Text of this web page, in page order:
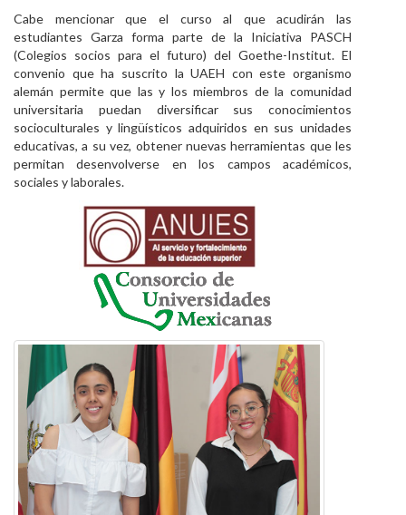
Cabe mencionar que el curso al que acudirán las
estudiantes Garza forma parte de la Iniciativa PASCH
(Colegios socios para el futuro) del Goethe-Institut. El
convenio que ha suscrito la UAEH con este organismo
alemán permite que las y los miembros de la comunidad
universitaria puedan diversificar sus conocimientos
socioculturales y lingüísticos adquiridos en sus unidades
educativas, a su vez, obtener nuevas herramientas que les
permitan desenvolverse en los campos académicos,
sociales y laborales.